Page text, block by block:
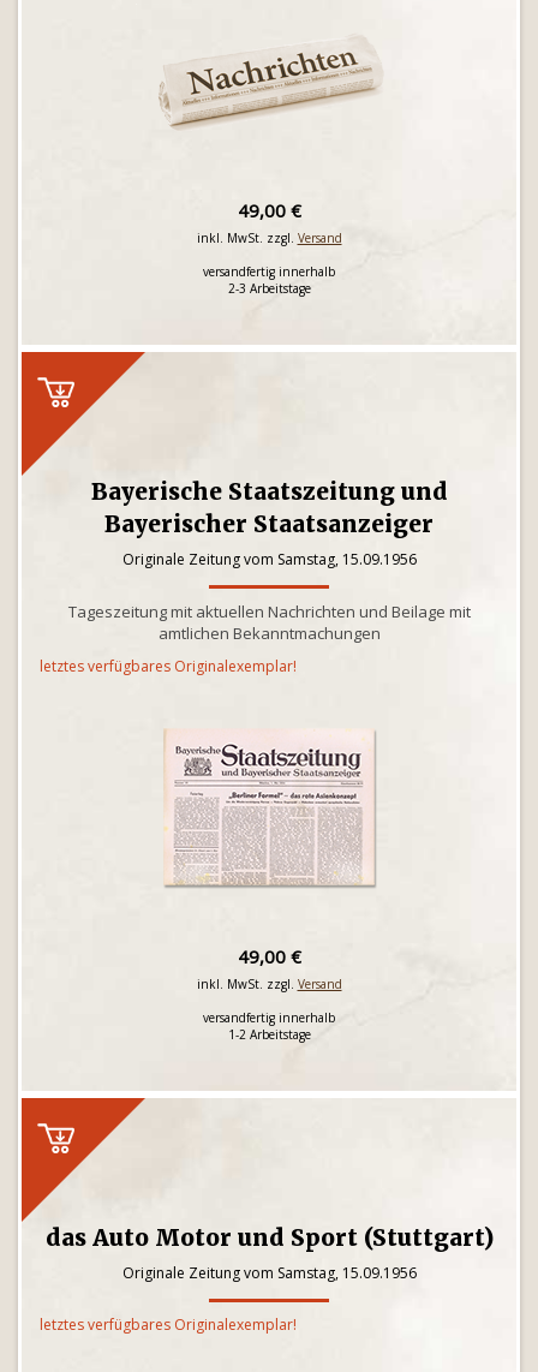
49,00 €
inkl. MwSt. zzgl. Versand
versandfertig innerhalb
2-3 Arbeitstage
Bayerische Staatszeitung und
Bayerischer Staatsanzeiger
Originale Zeitung vom Samstag, 15.09.1956
Tageszeitung mit aktuellen Nachrichten und Beilage mit
amtlichen Bekanntmachungen
letztes verfügbares Originalexemplar!
49,00 €
inkl. MwSt. zzgl. Versand
versandfertig innerhalb
1-2 Arbeitstage
das Auto Motor und Sport (Stuttgart)
Originale Zeitung vom Samstag, 15.09.1956
letztes verfügbares Originalexemplar!